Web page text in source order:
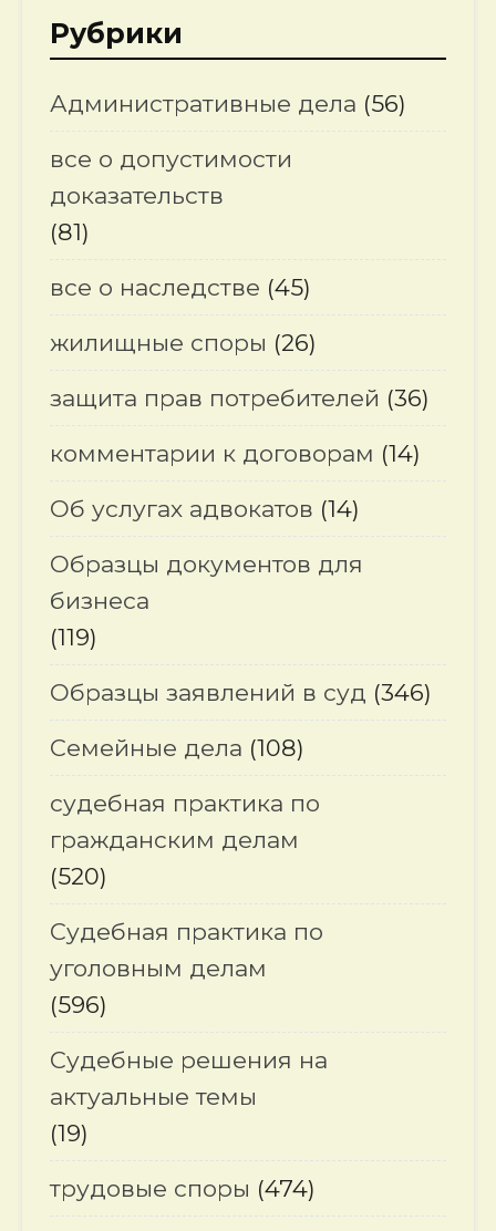
Рубрики
Административные дела (56)
все о допустимости
доказательств
(81)
все о наследстве (45)
жилищные споры (26)
защита прав потребителей (36)
комментарии к договорам (14)
Об услугах адвокатов (14)
Образцы документов для
бизнеса
(119)
Образцы заявлений в суд (346)
Семейные дела (108)
судебная практика по
гражданским делам
(520)
Судебная практика по
уголовным делам
(596)
Судебные решения на
актуальные темы
(19)
трудовые споры (474)